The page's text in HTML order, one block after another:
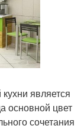
является
основной цвет
сочетания